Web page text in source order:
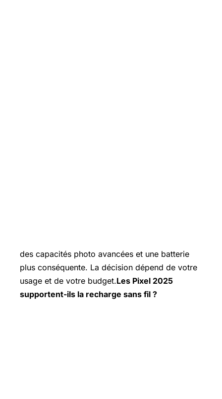
des capacités photo avancées et une batterie
plus conséquente. La décision dépend de votre
usage et de votre budget.Les Pixel 2025
supportent-ils la recharge sans fil ?